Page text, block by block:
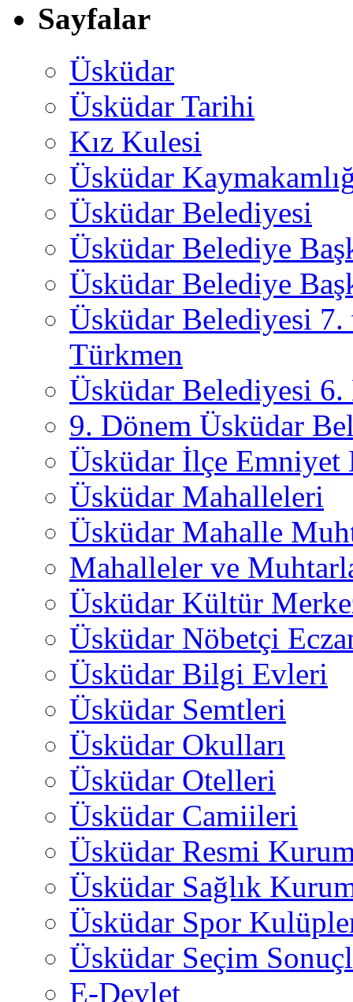
Sayfalar
Üsküdar
Üsküdar Tarihi
Kız Kulesi
Üsküdar
Üsküdar Belediyesi
Üsküdar Belediye
Üsküdar Belediye
Üsküdar Belediyesi
Türkmen
Üsküdar Belediyesi 6.
9. Dönem Üsküdar
Üsküdar İlçe
Üsküdar Mahalleleri
Üsküdar Mahalle
Mahalleler ve
Üsküdar Kültür
Üsküdar Nöbetçi
Üsküdar Bilgi Evleri
Üsküdar Semtleri
Üsküdar Okulları
Üsküdar Otelleri
Üsküdar Camiileri
Üsküdar Resmi
Üsküdar Sağlık
Üsküdar Spor
Üsküdar Seçim
E-Devlet